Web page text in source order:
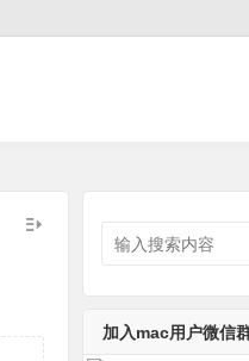
加入mac用户微信